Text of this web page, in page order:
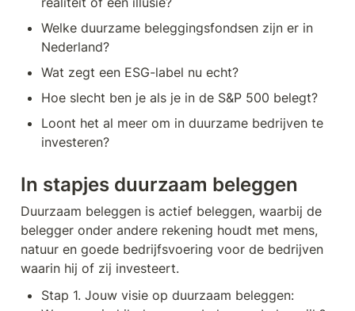
Welke duurzame beleggingsfondsen zijn er in
Nederland?
Wat zegt een ESG-label nu echt?
Hoe slecht ben je als je in de S&P 500 belegt?
Loont het al meer om in duurzame bedrijven te
investeren?
In stapjes duurzaam beleggen
Duurzaam beleggen is actief beleggen, waarbij de
belegger onder andere rekening houdt met mens,
natuur en goede bedrijfsvoering voor de bedrijven
waarin hij of zij investeert.
Stap 1. Jouw visie op duurzaam beleggen: